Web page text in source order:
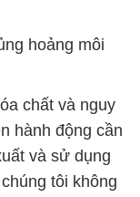
hoảng môi
chất và nguy
hành động cần
và sử dụng
tôi không